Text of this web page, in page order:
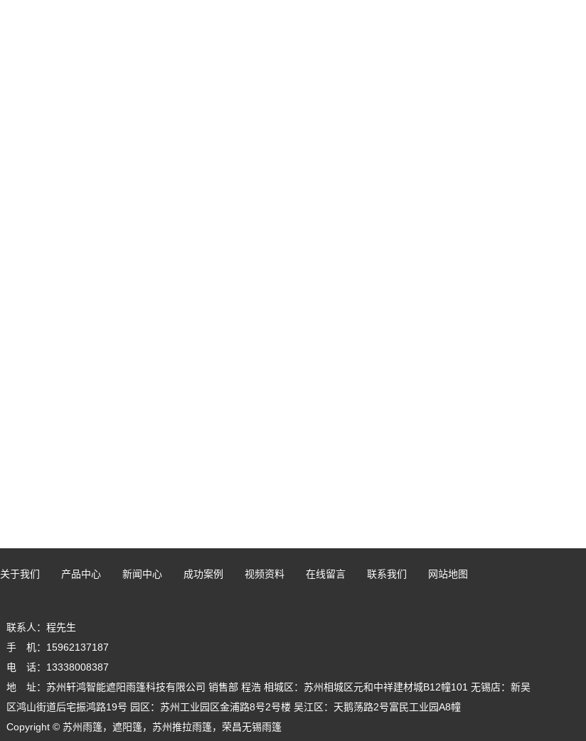
关于我们 产品中心 新闻中心 成功案例 视频资料 在线留言 联系我们 网站地图
联系人：程先生
手 机：15962137187
电 话：13338008387
地 址：苏州轩鸿智能遮阳雨篷科技有限公司 销售部 程浩 相城区：苏州相城区元和中祥建材城B12幢101 无锡店：新吴
区鸿山街道后宅振鸿路19号 园区：苏州工业园区金浦路8号2号楼 吴江区：天鹅荡路2号富民工业园A8幢
Copyright © 苏州雨篷，遮阳篷，苏州推拉雨篷，荣昌无锡雨篷